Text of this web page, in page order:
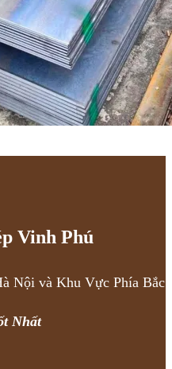
Vinh Phú
Nội và Khu Vực Phía Bắc
Nhất